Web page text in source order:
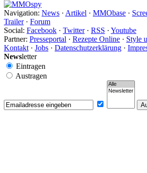
Navigation: News · Artikel · MMObase ·
Trailer· Forum
Social: Facebook · Twitter· RSS · Youtube
Partner: Presseportal · Rezepte Online · Style
Kontakt · Jobs · Datenschutzerklärung ·
Newsletter
Eintragen
Austragen